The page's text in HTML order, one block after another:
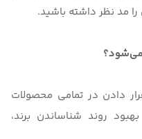
مد نظر داشته باشید.
دادن در تمامی محصولات
روند شناساندن برند،